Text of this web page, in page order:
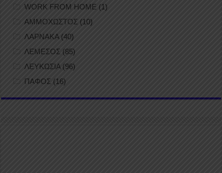
WORK FROM HOME (1)
ΑΜΜΟΧΩΣΤΟΣ (10)
ΛΑΡΝΑΚΑ(40)
ΛΕΜΕΣΟΣ (85)
ΛΕΥΚΩΣΙΑ (96)
ΠΑΦΟΣ (16)